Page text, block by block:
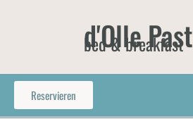
d'Olle
bed & breakfast
Reservieren